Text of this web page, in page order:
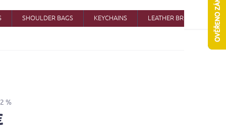
SHOULDER BAGS KEYCHAINS LEATHER BRIEFCASES
%